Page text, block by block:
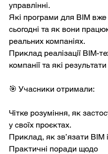
управлінні.
Які програми для BIM вже
сьогодні та як вони
реальних компаніях.
Приклад реалізації BIM-
компанії та які
🎯 Учасники отримали:
Чітке розуміння, як
у своїх проєктах.
Приклад, як зв’язати BIM
Практичні поради щодо